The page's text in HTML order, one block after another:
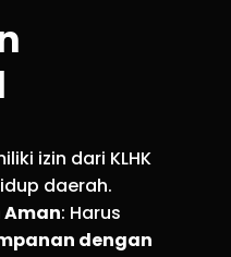
izin dari KLHK
daerah.
: Harus
dengan